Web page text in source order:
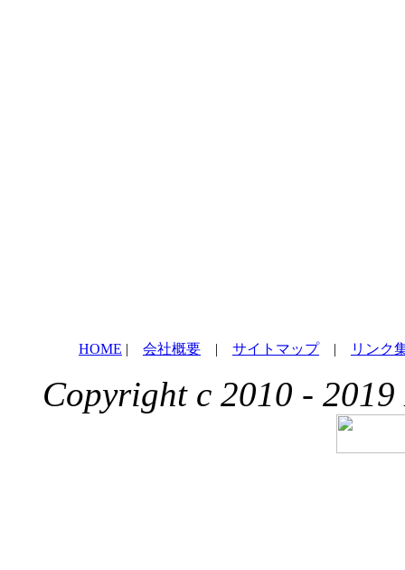
HOME | 会社概要 | サイトマップ| リンク
Copyright c 2010 - 2019